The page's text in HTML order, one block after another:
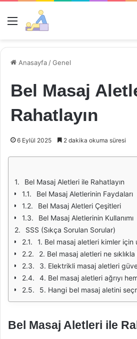
Menü
Anasayfa /Genel
Bel Masaj
Rahatlayın
6 Eylül 2025 2 dakika okuma süresi
Bel Masaj Aletleri ile Rahatlayın
Bel Masaj Aletlerinin Faydaları
Bel Masaj Aletleri Çeşitleri
Bel Masaj Aletlerinin Kullanımı
SSS (Sıkça Sorulan Sorular)
1. Bel masaj aletleri kimler için
2. Bel masaj aletleri ne sıklıkla
3. Elektrikli masaj aletleri
4. Bel masaj aletleri ağrıyı
5. Hangi bel masaj aletini
Bel Masaj Aletleri ile